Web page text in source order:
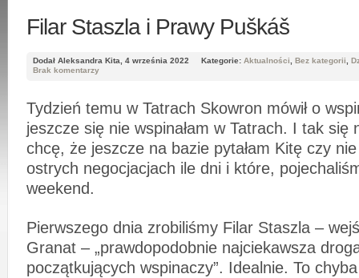
Filar Staszla i Prawy Puškáš
Dodał Aleksandra Kita, 4 września 2022 Kategorie: Aktualności, Bez kategorii,
Brak komentarzy
Tydzień temu w Tatrach Skowron mówił o
jeszcze się nie wspinałam w Tatrach. I tak się
chcę, że jeszcze na bazie pytałam Kitę czy
ostrych negocjacjach ile dni i które,
weekend.
Pierwszego dnia zrobiliśmy Filar Staszla –
Granat – „prawdopodobnie najciekawsza
początkujących wspinaczy”. Idealnie. To